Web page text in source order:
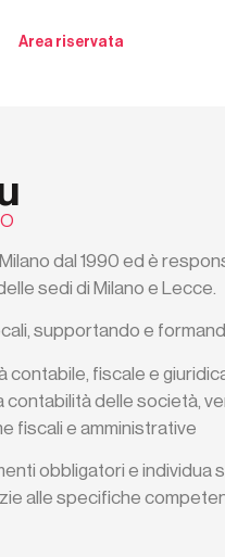
Area riservata
dal 1990 ed è
sedi di Milano e Lecce.
supportando e
contabile, fiscale e
contabilità delle società,
fiscali e amministrative
obbligatori e individua
alle specifiche